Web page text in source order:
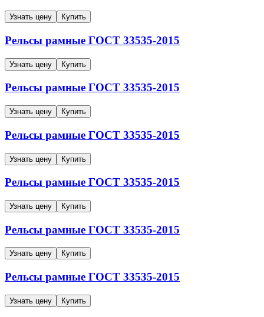
Узнать цену Купить
Рельсы рамные ГОСТ 33535-2015
Узнать цену Купить
Рельсы рамные ГОСТ 33535-2015
Узнать цену Купить
Рельсы рамные ГОСТ 33535-2015
Узнать цену Купить
Рельсы рамные ГОСТ 33535-2015
Узнать цену Купить
Рельсы рамные ГОСТ 33535-2015
Узнать цену Купить
Рельсы рамные ГОСТ 33535-2015
Узнать цену Купить